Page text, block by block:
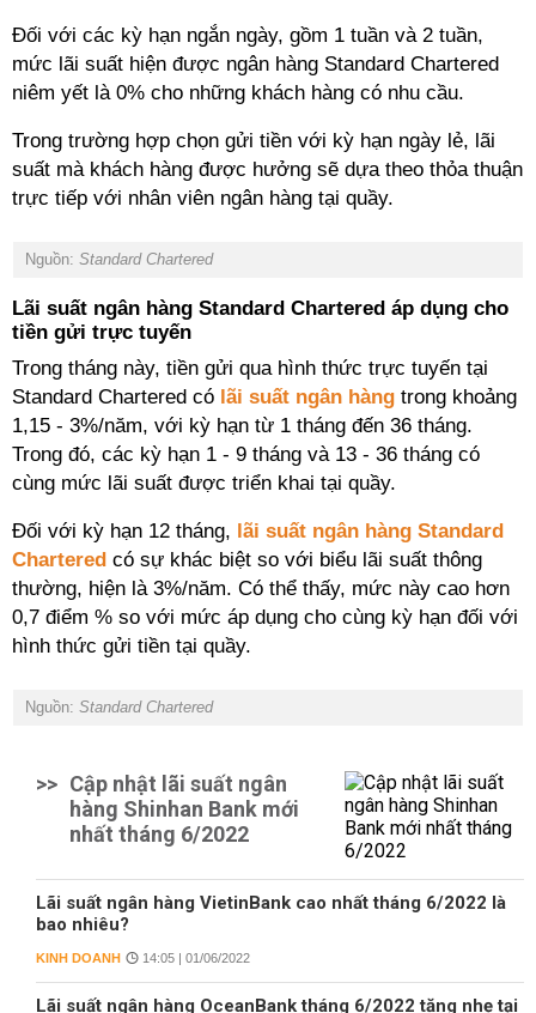
Đối với các kỳ hạn ngắn ngày, gồm 1 tuần và 2 tuần,
mức lãi suất hiện được ngân hàng Standard Chartered
niêm yết là 0% cho những khách hàng có nhu cầu.
Trong trường hợp chọn gửi tiền với kỳ hạn ngày lẻ, lãi
suất mà khách hàng được hưởng sẽ dựa theo thỏa thuận
trực tiếp với nhân viên ngân hàng tại quầy.
Nguồn: Standard Chartered
Lãi suất ngân hàng Standard Chartered áp dụng cho
tiền gửi trực tuyến
Trong tháng này, tiền gửi qua hình thức trực tuyến tại
Standard Chartered có lãi suất ngân hàng trong khoảng
1,15 - 3%/năm, với kỳ hạn từ 1 tháng đến 36 tháng.
Trong đó, các kỳ hạn 1 - 9 tháng và 13 - 36 tháng có
cùng mức lãi suất được triển khai tại quầy.
Đối với kỳ hạn 12 tháng, lãi suất ngân hàng Standard
Chartered có sự khác biệt so với biểu lãi suất thông
thường, hiện là 3%/năm. Có thể thấy, mức này cao hơn
0,7 điểm % so với mức áp dụng cho cùng kỳ hạn đối với
hình thức gửi tiền tại quầy.
Nguồn: Standard Chartered
>> Cập nhật lãi suất ngân
hàng Shinhan Bank mới
nhất tháng 6/2022
Lãi suất ngân hàng VietinBank cao nhất tháng 6/2022 là
bao nhiêu?
KINH DOANH 14:05 | 01/06/2022
Lãi suất ngân hàng OceanBank tháng 6/2022 tăng nhẹ tại